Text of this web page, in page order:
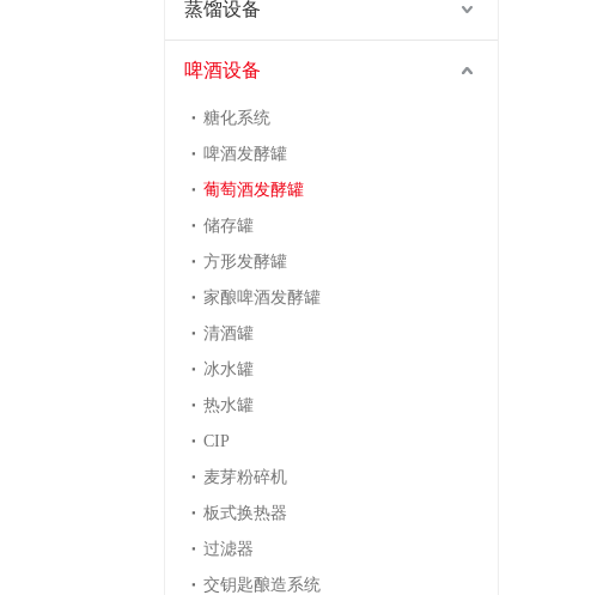
蒸馏设备
啤酒设备
糖化系统
啤酒发酵罐
葡萄酒发酵罐
储存罐
方形发酵罐
家酿啤酒发酵罐
清酒罐
冰水罐
热水罐
CIP
麦芽粉碎机
板式换热器
过滤器
交钥匙酿造系统